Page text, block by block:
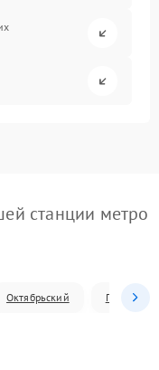
станции метро
Октябрьский